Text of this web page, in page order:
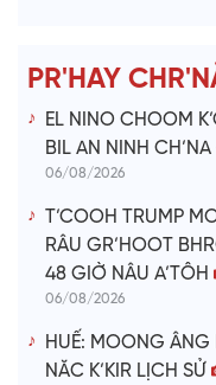
PR'HAY
EL NINO CHOOM
BIL AN NINH
06/08/2026
T’COOH TRUMP
RÂU GR’HOOT
48 GIỜ NÂU A’TÔH
06/08/2026
HUẾ: MOONG ÂNG
NĂC K’KIR LỊCH SỬ